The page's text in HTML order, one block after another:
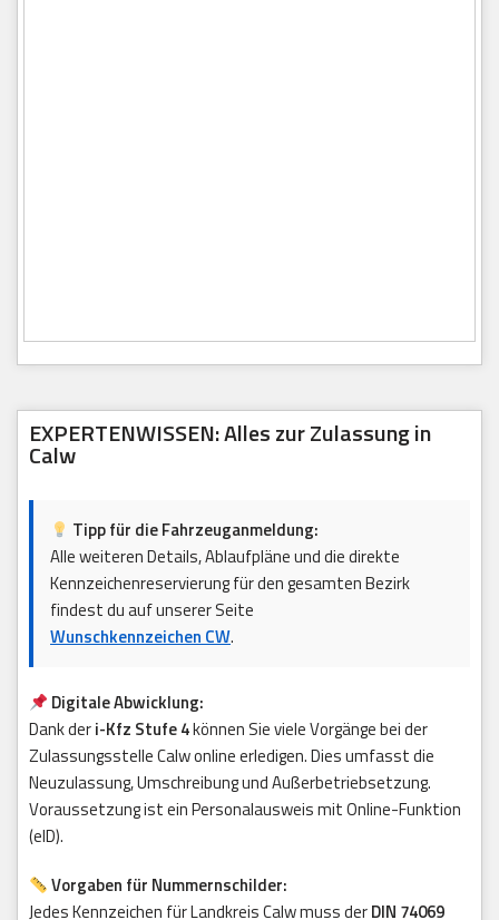
EXPERTENWISSEN: Alles zur Zulassung in
Calw
Tipp für die Fahrzeuganmeldung:
Alle weiteren Details, Ablaufpläne und die direkte
Kennzeichenreservierung für den gesamten Bezirk
findest du auf unserer Seite
Wunschkennzeichen CW.
Digitale Abwicklung:
Dank deri-Kfz Stufe 4können Sie viele Vorgänge bei der
Zulassungsstelle Calw online erledigen. Dies umfasst die
Neuzulassung, Umschreibung und Außerbetriebsetzung.
Voraussetzung ist ein Personalausweis mit Online-Funktion
(eID).
Vorgaben für Nummernschilder:
Jedes Kennzeichen für Landkreis Calw muss derDIN 74069